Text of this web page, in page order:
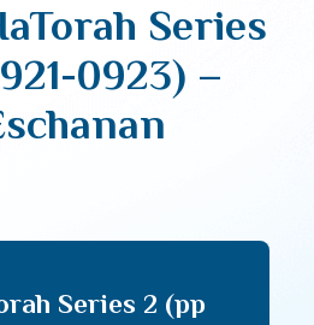
Series
0923) –
Series 2 (pp